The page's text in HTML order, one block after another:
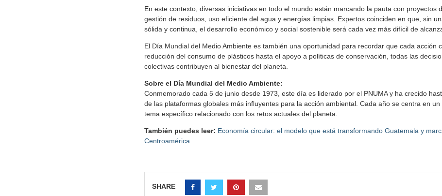
En este contexto, diversas iniciativas en todo el mundo están marcando la pauta con proyectos
gestión de residuos, uso eficiente del agua y energías limpias. Expertos coinciden en que, sin
sólida y continua, el desarrollo económico y social sostenible será cada vez más difícil de
El Día Mundial del Medio Ambiente es también una oportunidad para recordar que cada acción
reducción del consumo de plásticos hasta el apoyo a políticas de conservación, todas las
colectivas contribuyen al bienestar del planeta.
Sobre el Día Mundial del Medio Ambiente:
Conmemorado cada 5 de junio desde 1973, este día es liderado por el PNUMA y ha crecido
de las plataformas globales más influyentes para la acción ambiental. Cada año se centra en
tema específico relacionado con los retos actuales del planeta.
También puedes leer: Economía circular: el modelo que está transformando Guatemala y
Centroamérica
SHARE